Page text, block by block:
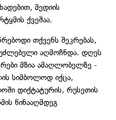
მედიის
ქვეშაა.
თქვენს შეკრებას,
აღმოჩნდა. დღეს
მზია ამაღლობელზე -
სიმბოლოდ იქცა,
დიქტატურის, რუსეთის
წინააღმდეგ